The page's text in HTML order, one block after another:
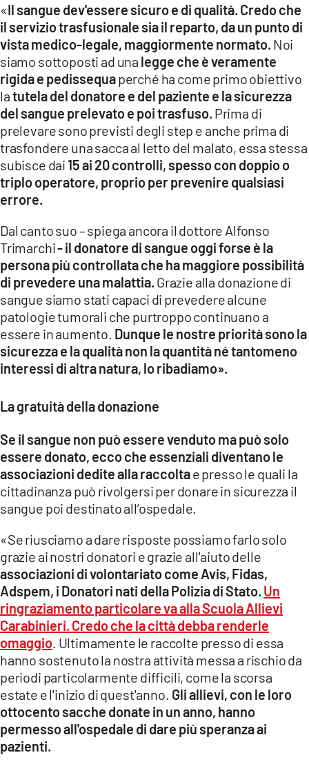
«Il sangue dev'essere sicuro e di qualità. Credo che
il servizio trasfusionale sia il reparto, da un punto di
vista medico-legale, maggiormente normato. Noi
siamo sottoposti ad una legge che è veramente
rigida e pedissequaperché ha come primo obiettivo
latutela del donatore e del paziente e la sicurezza
del sangue prelevato e poi trasfuso. Prima di
prelevare sono previsti degli step e anche prima di
trasfondere una sacca al letto del malato, essa stessa
subisce dai 15 ai 20 controlli, spesso con doppio o
triplo operatore, proprio per prevenire qualsiasi
errore.
Dal canto suo – spiega ancora il dottore Alfonso
Trimarchi- il donatore di sangue oggi forse è la
persona più controllata che ha maggiore possibilità
di prevedere una malattia. Grazie alla donazione di
sangue siamo stati capaci di prevedere alcune
patologie tumorali che purtroppo continuano a
essere in aumento. Dunque le nostre priorità sono la
sicurezza e la qualità non la quantità né tantomeno
interessi di altra natura, lo ribadiamo».
La gratuità della donazione
Se il sangue non può essere venduto ma può solo
essere donato, ecco che essenziali diventano le
associazioni dedite alla raccoltae presso le quali la
cittadinanza può rivolgersi per donare in sicurezza il
sangue poi destinato all’ospedale.
«Se riusciamo a dare risposte possiamo farlo solo
grazie ai nostri donatori e grazie all'aiuto delle
associazioni di volontariato come Avis, Fidas,
Adspem, i Donatori nati della Polizia di Stato. Un
ringraziamento particolare va alla Scuola Allievi
Carabinieri. Credo che la città debba renderle
omaggio . Ultimamente le raccolte presso di essa
hanno sostenuto la nostra attività messa a rischio da
periodi particolarmente difficili, come la scorsa
estate e l'inizio di quest'anno. Gli allievi, con le loro
ottocento sacche donate in un anno, hanno
permesso all'ospedale di dare più speranza ai
pazienti.